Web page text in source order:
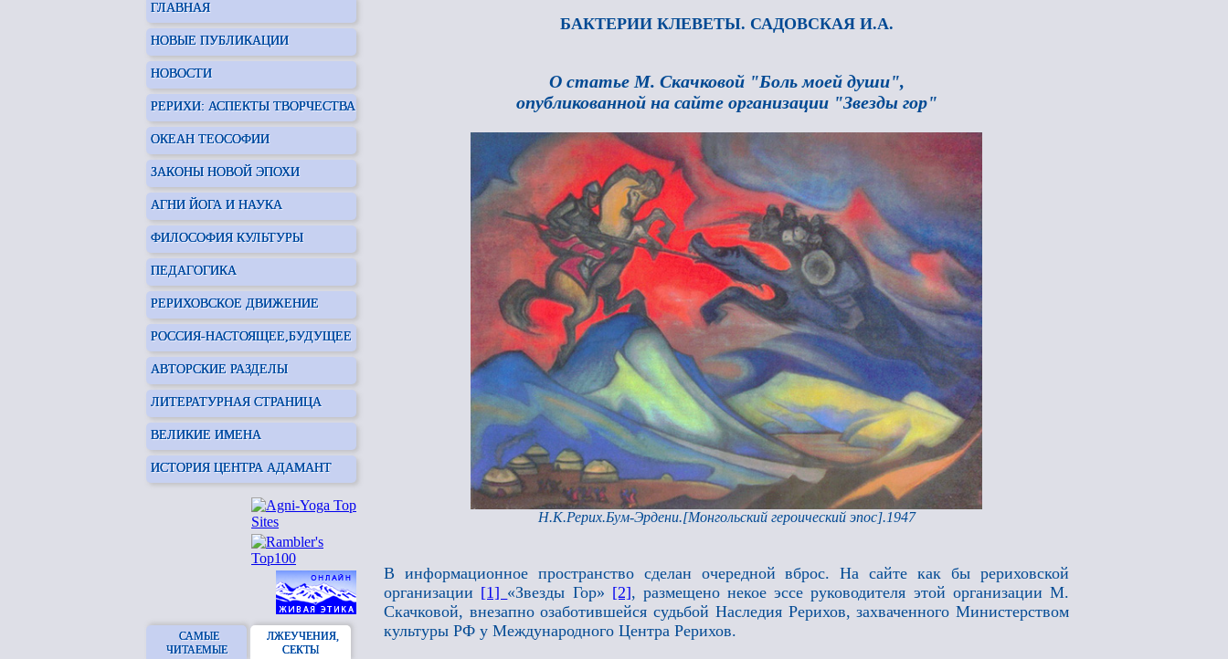
ГЛАВНАЯ
НОВЫЕ ПУБЛИКАЦИИ
НОВОСТИ
РЕРИХИ: АСПЕКТЫ ТВОРЧЕСТВА
ОКЕАН ТЕОСОФИИ
ЗАКОНЫ НОВОЙ ЭПОХИ
АГНИ ЙОГА И НАУКА
ФИЛОСОФИЯ КУЛЬТУРЫ
ПЕДАГОГИКА
РЕРИХОВСКОЕ ДВИЖЕНИЕ
РОССИЯ-НАСТОЯЩЕЕ,БУДУЩЕЕ
АВТОРСКИЕ РАЗДЕЛЫ
ЛИТЕРАТУРНАЯ СТРАНИЦА
ВЕЛИКИЕ ИМЕНА
ИСТОРИЯ ЦЕНТРА АДАМАНТ
САМЫЕ
ЧИТАЕМЫЕ
ЛЖЕУЧЕНИЯ,
СЕКТЫ
БАКТЕРИИ КЛЕВЕТЫ. САДОВСКАЯ И.А.
О статье М. Скачковой "Боль моей души",
опубликованной на сайте организации "Звезды гор"
Н.К.Рерих.Бум-Эрдени.[Монгольский героический эпос].1947
В информационное пространство сделан очередной вброс. На сайте как бы рериховской
организации [1] «Звезды Гор» [2], размещено некое эссе руководителя этой организации М.
Скачковой, внезапно озаботившейся судьбой Наследия Рерихов, захваченного Министерством
культуры РФ у Международного Центра Рерихов.